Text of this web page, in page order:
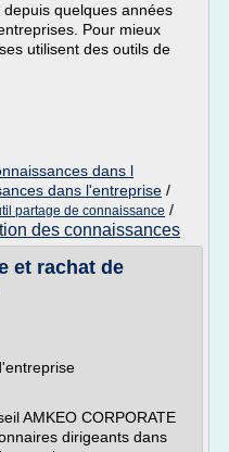
quelques années
Pour mieux
utilisent des outils de
dans l
dans l'entreprise /
partage de connaissance /
des connaissances
et rachat de
AMKEO CORPORATE
dirigeants dans